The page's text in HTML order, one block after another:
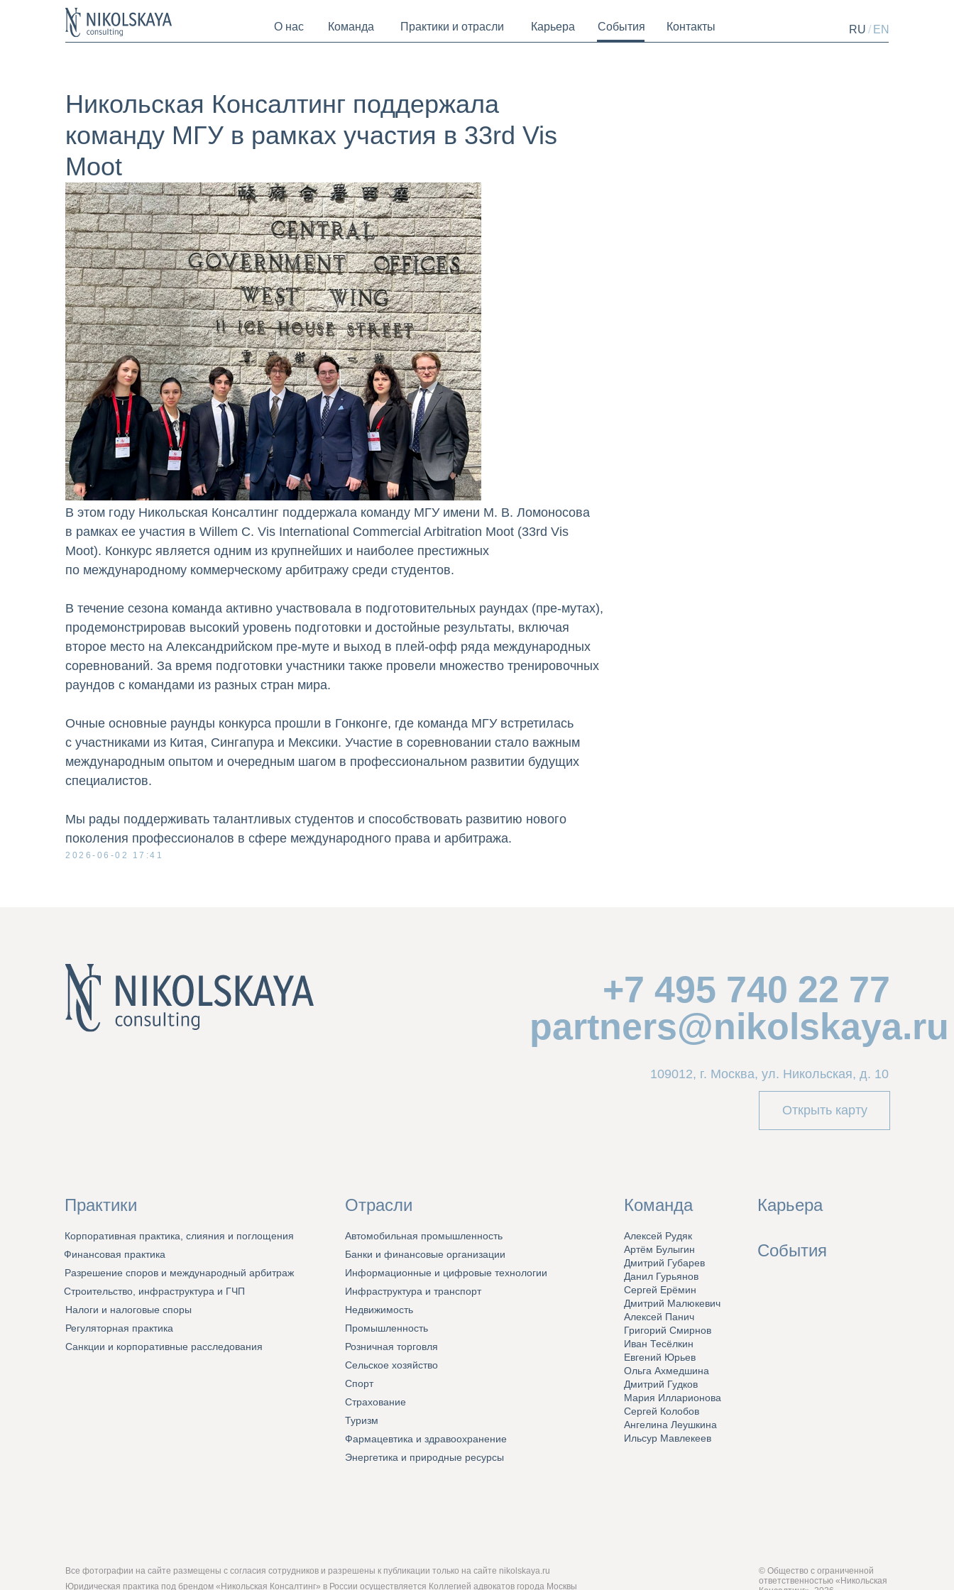
О нас Команда Практики и отрасли Карьера События Контакты RU / EN
Никольская Консалтинг поддержала
команду МГУ в рамках участия в 33rd Vis
Moot
В этом году Никольская Консалтинг поддержала команду МГУ имени М. В. Ломоносова
в рамках ее участия в Willem C. Vis International Commercial Arbitration Moot (33rd Vis
Moot). Конкурс является одним из крупнейших и наиболее престижных
по международному коммерческому арбитражу среди студентов.
В течение сезона команда активно участвовала в подготовительных раундах (пре-мутах),
продемонстрировав высокий уровень подготовки и достойные результаты, включая
второе место на Александрийском пре-муте и выход в плей-офф ряда международных
соревнований. За время подготовки участники также провели множество тренировочных
раундов с командами из разных стран мира.
Очные основные раунды конкурса прошли в Гонконге, где команда МГУ встретилась
с участниками из Китая, Сингапура и Мексики. Участие в соревновании стало важным
международным опытом и очередным шагом в профессиональном развитии будущих
специалистов.
Мы рады поддерживать талантливых студентов и способствовать развитию нового
поколения профессионалов в сфере международного права и арбитража.
2026-06-02 17:41
Практики
Корпоративная практика, слияния и поглощения
Отрасли Команда Карьера
События
Все фотографии на сайте размещены с согласия сотрудников и разрешены к публикации только на сайте nikolskaya.ru
Юридическая практика под брендом «Никольская Консалтинг» в России осуществляется Коллегией адвокатов города Москвы
© Общество с ограниченной
ответственностью «Никольская
+7 495 740 22 77
partners@nikolskaya.ru
109012, г. Москва, ул. Никольская, д. 10
Открыть карту
Финансовая практика
Строительство, инфраструктура и ГЧП
Налоги и налоговые споры
Санкции и корпоративные расследования
Разрешение споров и международный арбитраж
Регуляторная практика
Энергетика и природные ресурсы
Инфраструктура и транспорт
Банки и финансовые организации
Промышленность
Фармацевтика и здравоохранение
Информационные и цифровые технологии
Спорт
Сельское хозяйство
Розничная торговля
Туризм
Автомобильная промышленность
Страхование
Недвижимость
Алексей Рудяк
Артём Булыгин
Дмитрий Губарев
Данил Гурьянов
Сергей Ерёмин
Дмитрий Малюкевич
Алексей Панич
Григорий Смирнов
Иван Тесёлкин
Евгений Юрьев
Ольга Ахмедшина
Дмитрий Гудков
Мария Илларионова
Сергей Колобов
Ангелина Леушкина
Ильсур Мавлекеев